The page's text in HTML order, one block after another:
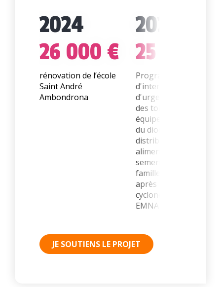
2024
26 000 €
rénovation de l’école
Saint André
Ambondrona
2022
25 000 €
Programme
d'intervention
d'urgence (réparation
des toitures des
équipements touchés
du diocèse,
distributions
alimentaires et de
semence pour les
familles vulnérables),
après le passage des
cyclones BATSIRAI et
EMNATI.
JE SOUTIENS LE PROJET